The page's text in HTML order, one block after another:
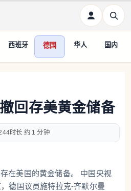
西班牙 德国 华人 国内
回存美黄金储备
约 1 分钟
在美国的黄金储备。 中国央视
德国议员施特拉克-齐默尔曼